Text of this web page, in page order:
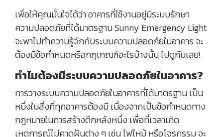
เพื่อให้คุณมั่นใจได้ว่า อาคารที่ใช้งานอยู่มีระบบรักษา
ความปลอดภัยที่ได้มาตรฐาน Sunny Emergency Light
จะพาไปทำความรู้จักกับระบบความปลอดภัยในอาคาร จะ
ต้องมีข้อกำหนดหรือกฎเกณฑ์อะไรบ้างนั้น ไปดูกันเลย!
ทำไมต้องมีระบบความปลอดภัยในอาคาร?
การวางระบบความปลอดภัยในอาคารที่ได้มาตรฐาน เป็น
หนึ่งในสิ่งที่ทุกอาคารต้องมี เนื่องจากเป็นข้อกำหนดทาง
กฎหมายในการสร้างตึกหลังหนึ่ง เพื่อที่เวลาเกิด
เหตุการณ์ไม่คาดฝันต่าง ๆ เช่น ไฟไหม้ หรือโจรกรรม จะ